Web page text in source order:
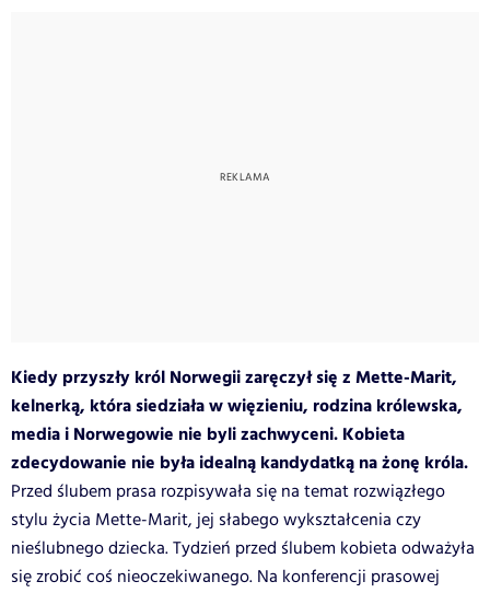
Kiedy przyszły król Norwegii zaręczył się z Mette-Marit,
kelnerką, która siedziała w więzieniu, rodzina królewska,
media i Norwegowie nie byli zachwyceni. Kobieta
zdecydowanie nie była idealną kandydatką na żonę króla.
Przed ślubem prasa rozpisywała się na temat rozwiązłego
stylu życia Mette-Marit, jej słabego wykształcenia czy
nieślubnego dziecka. Tydzień przed ślubem kobieta odważyła
się zrobić coś nieoczekiwanego. Na konferencji prasowej